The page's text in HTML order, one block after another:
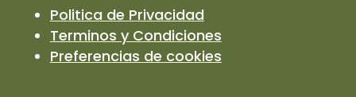
Politica de Privacidad
Terminos y Condiciones
Preferencias de cookies